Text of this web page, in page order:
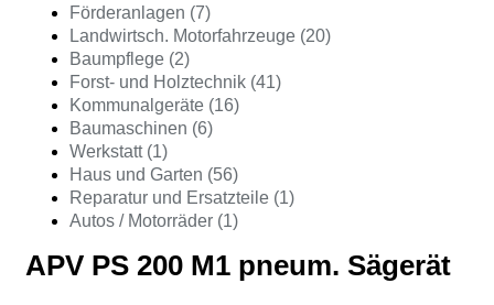
Förderanlagen (7)
Landwirtsch. Motorfahrzeuge (20)
Baumpflege (2)
Forst- und Holztechnik (41)
Kommunalgeräte (16)
Baumaschinen (6)
Werkstatt (1)
Haus und Garten (56)
Reparatur und Ersatzteile (1)
Autos / Motorräder (1)
APV PS 200 M1 pneum. Sägerät